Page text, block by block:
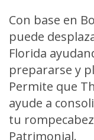
Con base en
puede
Florida
prepararse y
Permite que
ayude a
tu
Patrimonial.